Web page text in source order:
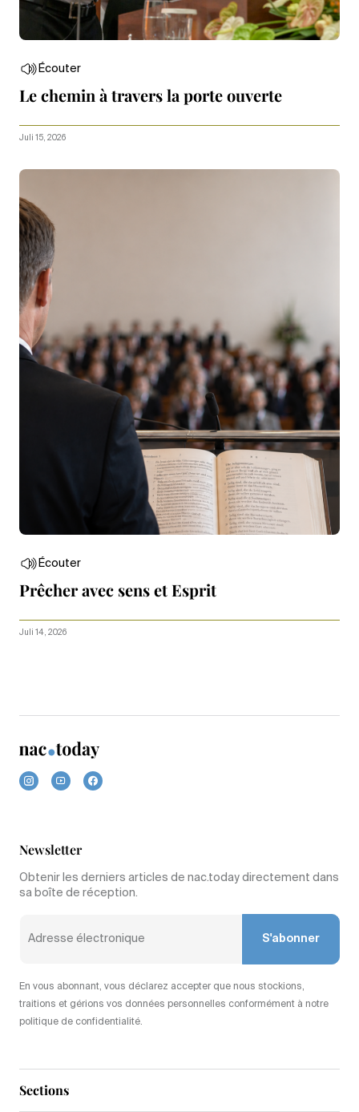
Écouter
Le chemin à travers la porte ouverte
Juli 15, 2026
Écouter
Prêcher avec sens et Esprit
Juli 14, 2026
Sections
Newsletter
Obtenir les derniers articles de nac.today directement dans
sa boîte de réception.
S'abonner
En vous abonnant, vous déclarez accepter que nous stockions,
traitions et gérions vos données personnelles conformément à notre
politique de confidentialité.